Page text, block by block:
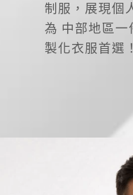
制服，展現個
為 中部地區一
製化衣服首選！